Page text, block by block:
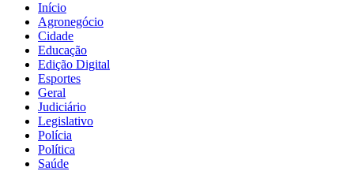
Início
Agronegócio
Cidade
Educação
Edição Digital
Esportes
Geral
Judiciário
Legislativo
Polícia
Política
Saúde